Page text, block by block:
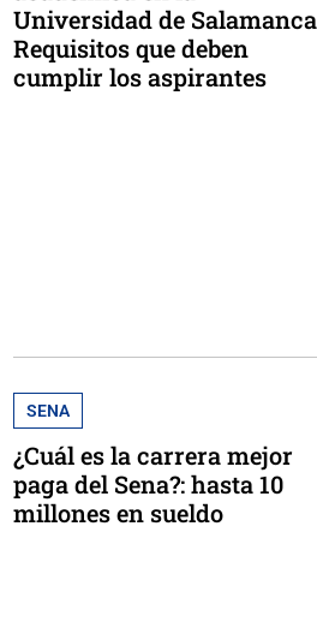
Universidad de
Requisitos que deben
cumplir los aspirantes
SENA
¿Cuál es la carrera mejor
paga del Sena?: hasta 10
millones en sueldo